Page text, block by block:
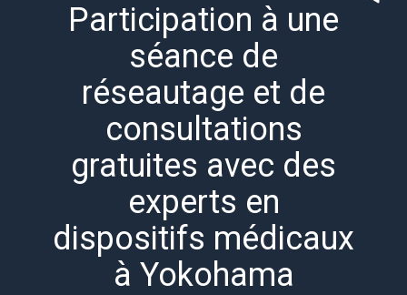
Participation à une
séance de
réseautage et de
consultations
gratuites avec des
experts en
dispositifs médicaux
à Yokohama